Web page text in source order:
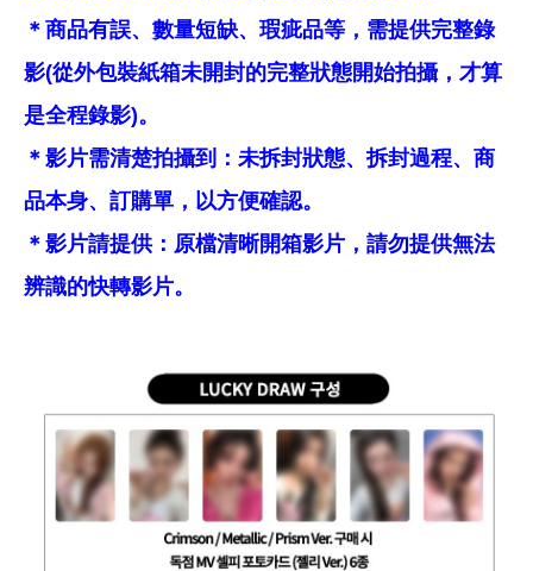
＊商品有誤、數量短缺、瑕疵品等，需提供完整錄
影(從外包裝紙箱未開封的完整狀態開始拍攝，才算
是全程錄影)。
＊影片需清楚拍攝到：未拆封狀態、拆封過程、商
品本身、訂購單，以方便確認。
＊影片請提供：原檔清晰開箱影片，請勿提供無法
辨識的快轉影片。